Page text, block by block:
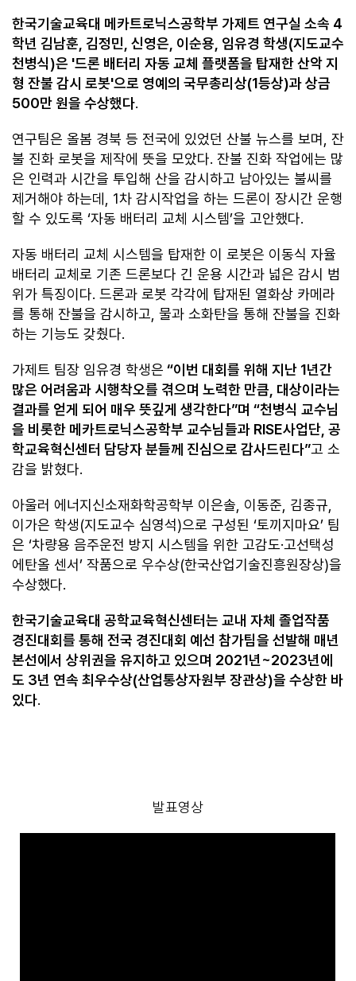
한국기술교육대 메카트로닉스공학부 가제트 연구실 소속 4
학년 김남훈, 김정민, 신영은, 이순용, 임유경 학생(지도교수
천병식)은 '드론 배터리 자동 교체 플랫폼을 탑재한 산악 지
형 잔불 감시 로봇'으로 영예의 국무총리상(1등상)과 상금
500만 원을 수상했다.
연구팀은 올봄 경북 등 전국에 있었던 산불 뉴스를 보며, 잔
불 진화 로봇을 제작에 뜻을 모았다. 잔불 진화 작업에는 많
은 인력과 시간을 투입해 산을 감시하고 남아있는 불씨를
제거해야 하는데, 1차 감시작업을 하는 드론이 장시간 운행
할 수 있도록 ‘자동 배터리 교체 시스템’을 고안했다.
자동 배터리 교체 시스템을 탑재한 이 로봇은 이동식 자율
배터리 교체로 기존 드론보다 긴 운용 시간과 넓은 감시 범
위가 특징이다. 드론과 로봇 각각에 탑재된 열화상 카메라
를 통해 잔불을 감시하고, 물과 소화탄을 통해 잔불을 진화
하는 기능도 갖췄다.
가제트 팀장 임유경 학생은 “이번 대회를 위해 지난 1년간
많은 어려움과 시행착오를 겪으며 노력한 만큼, 대상이라는
결과를 얻게 되어 매우 뜻깊게 생각한다”며 “천병식 교수님
을 비롯한 메카트로닉스공학부 교수님들과 RISE사업단, 공
학교육혁신센터 담당자 분들께 진심으로 감사드린다”고 소
감을 밝혔다.
아울러 에너지신소재화학공학부 이은솔, 이동준, 김종규,
이가은 학생(지도교수 심영석)으로 구성된 ‘토끼지마요’ 팀
은 ‘차량용 음주운전 방지 시스템을 위한 고감도·고선택성
에탄올 센서’ 작품으로 우수상(한국산업기술진흥원장상)을
수상했다.
한국기술교육대 공학교육혁신센터는 교내 자체 졸업작품
경진대회를 통해 전국 경진대회 예선 참가팀을 선발해 매년
본선에서 상위권을 유지하고 있으며 2021년~2023년에
도 3년 연속 최우수상(산업통상자원부 장관상)을 수상한 바
있다.
발표영상